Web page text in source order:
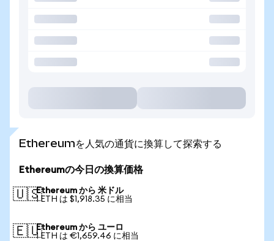
Ethereumを人気の通貨に換算して探索する
Ethereumの今日の換算価格
🇺🇸Ethereum から 米ドル
1 ETH は $1,918.35 に相当
🇪🇺Ethereum から ユーロ
1 ETH は €1,659.46 に相当